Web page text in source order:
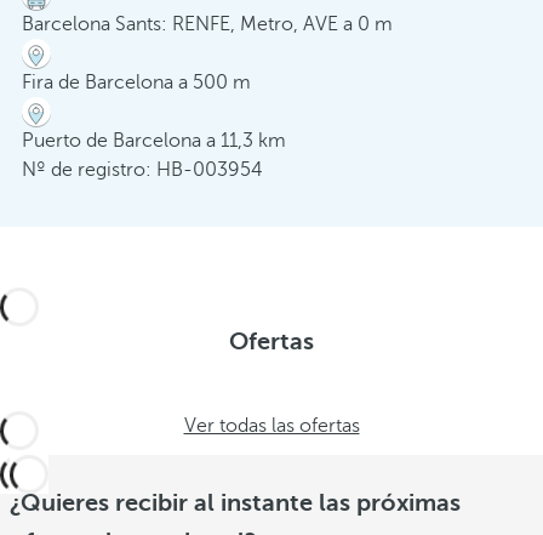
Barcelona Sants: RENFE, Metro, AVE a 0 m
Fira de Barcelona a 500 m
Puerto de Barcelona a 11,3 km
Nº de registro: HB-003954
Ofertas
Ver todas las ofertas
¿Quieres recibir al instante las próximas